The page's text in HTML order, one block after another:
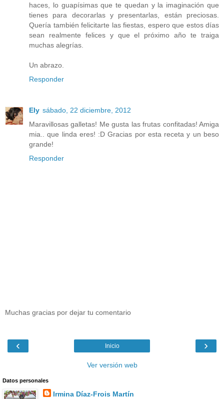
haces, lo guapísimas que te quedan y la imaginación que
tienes para decorarlas y presentarlas, están preciosas.
Quería también felicitarte las fiestas, espero que estos días
sean realmente felices y que el próximo año te traiga
muchas alegrías.
Un abrazo.
Responder
Ely sábado, 22 diciembre, 2012
Maravillosas galletas! Me gusta las frutas confitadas! Amiga
mia.. que linda eres! :D Gracias por esta receta y un beso
grande!
Responder
Muchas gracias por dejar tu comentario
‹ ›
Inicio
Ver versión web
Datos personales
Irmina Díaz-Frois Martín